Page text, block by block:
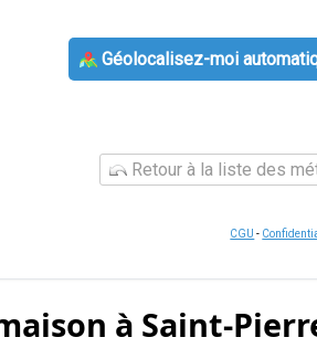
Géolocalisez-moi
Retour à la liste des
CGU -
à Saint-